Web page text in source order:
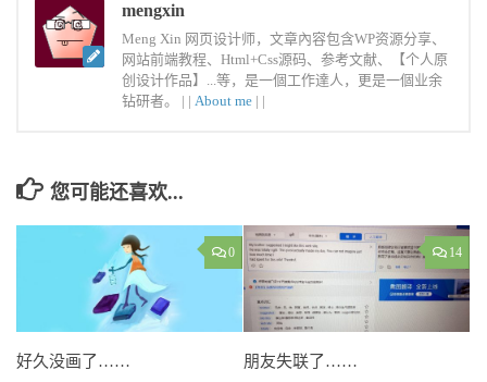
mengxin
Meng Xin 网页设计师，文章內容包含WP资源分享、
网站前端教程、Html+Css源码、参考文献、【个人原
创设计作品】...等，是一個工作達人，更是一個业余
钻研者。 | | About me | |
您可能还喜欢...
0
好久没画了……
14
朋友失联了……